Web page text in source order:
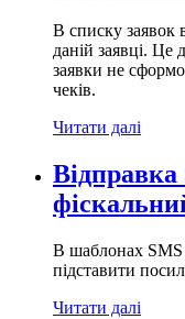
В списку заявок
даній заявці.
заявки не
чеків.
Читати далі
В шаблонах SMS
підставити
Читати далі